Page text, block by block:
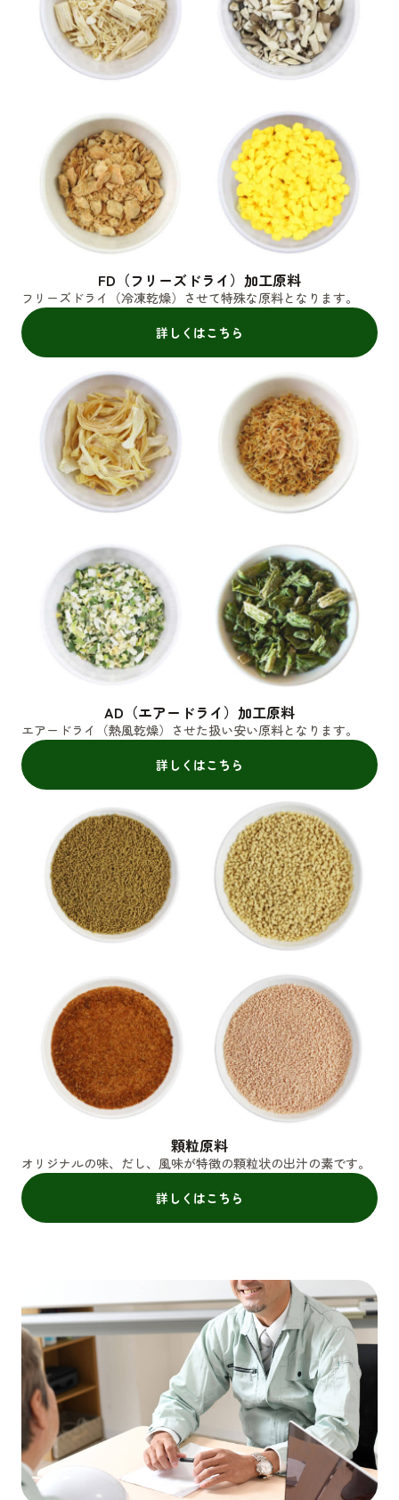
FD（フリーズドライ）加工原料
フリーズドライ（冷凍乾燥）させて特殊な原料となります。
詳しくはこちら
AD（エアードライ）加工原料
エアードライ（熱風乾燥）させた扱い安い原料となります。
詳しくはこちら
顆粒原料
オリジナルの味、だし、風味が特徴の顆粒状の出汁の素です。
詳しくはこちら